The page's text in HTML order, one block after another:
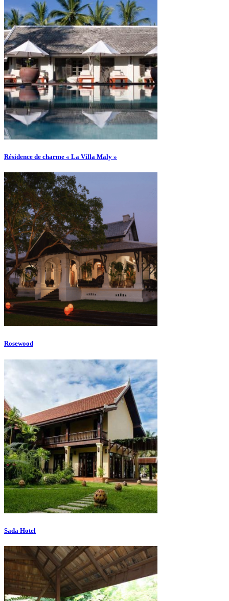
Résidence de charme « La Villa Maly »
Rosewood
Sada Hotel